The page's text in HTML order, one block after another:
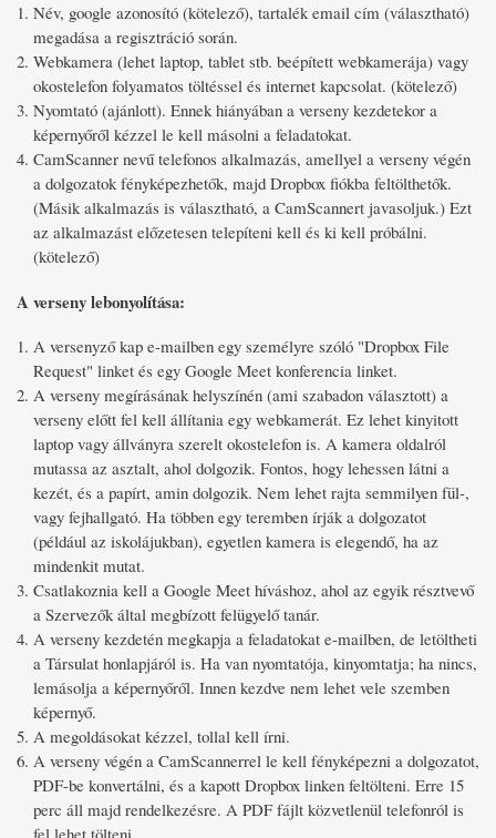
Név, google azonosító (kötelező), tartalék email cím (választható)
megadása a regisztráció során.
Webkamera (lehet laptop, tablet stb. beépített webkamerája) vagy
okostelefon folyamatos töltéssel és internet kapcsolat. (kötelező)
Nyomtató (ajánlott). Ennek hiányában a verseny kezdetekor a
képernyőről kézzel le kell másolni a feladatokat.
CamScanner nevű telefonos alkalmazás, amellyel a verseny végén
a dolgozatok fényképezhetők, majd Dropbox fiókba feltölthetők.
(Másik alkalmazás is választható, a CamScannert javasoljuk.) Ezt
az alkalmazást előzetesen telepíteni kell és ki kell próbálni.
(kötelező)
A verseny lebonyolítása:
A versenyző kap e-mailben egy személyre szóló "Dropbox File
Request" linket és egy Google Meet konferencia linket.
A verseny megírásának helyszínén (ami szabadon választott) a
verseny előtt fel kell állítania egy webkamerát. Ez lehet kinyitott
laptop vagy állványra szerelt okostelefon is. A kamera oldalról
mutassa az asztalt, ahol dolgozik. Fontos, hogy lehessen látni a
kezét, és a papírt, amin dolgozik. Nem lehet rajta semmilyen fül-,
vagy fejhallgató. Ha többen egy teremben írják a dolgozatot
(például az iskolájukban), egyetlen kamera is elegendő, ha az
mindenkit mutat.
Csatlakoznia kell a Google Meet híváshoz, ahol az egyik résztvevő
a Szervezők által megbízott felügyelő tanár.
A verseny kezdetén megkapja a feladatokat e-mailben, de letöltheti
a Társulat honlapjáról is. Ha van nyomtatója, kinyomtatja; ha nincs,
lemásolja a képernyőről. Innen kezdve nem lehet vele szemben
képernyő.
A megoldásokat kézzel, tollal kell írni.
A verseny végén a CamScannerrel le kell fényképezni a dolgozatot,
PDF-be konvertálni, és a kapott Dropbox linken feltölteni. Erre 15
perc áll majd rendelkezésre. A PDF fájlt közvetlenül telefonról is
fel lehet tölteni.